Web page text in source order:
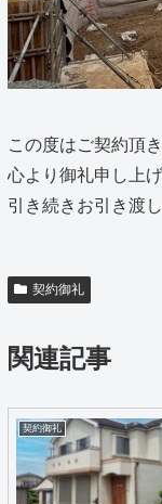
この度はご契約頂
心より御礼申し上げ
引き続きお引き渡
契約御礼
関連記事
契約御礼